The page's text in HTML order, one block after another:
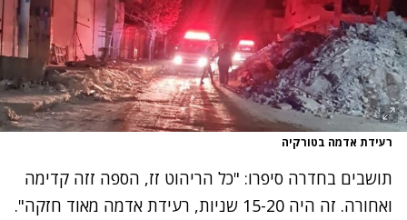
רעידת אדמה בטורקיה
נסה שוב
תושבים בחדרה סיפרו: "כל הריהוט זז, הספה זזה קדימה
ואחורה. זה היה 15-20 שניות, רעידת אדמה מאוד חזקה".